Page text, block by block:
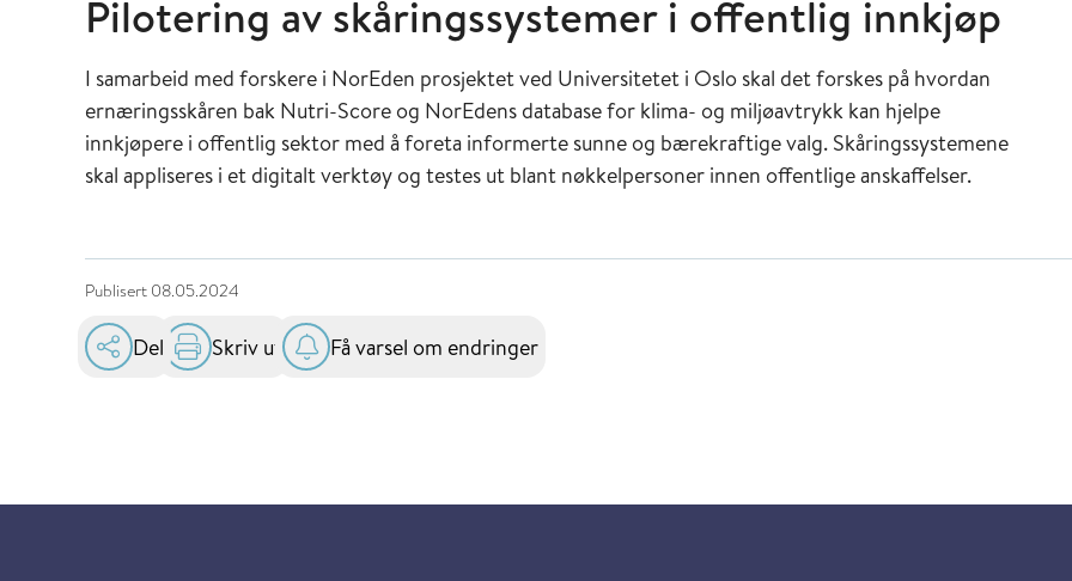
Pilotering av skåringssystemer i offentlig innkjøp
I samarbeid med forskere i NorEden prosjektet ved Universitetet i Oslo skal det forskes på hvordan
ernæringsskåren bak Nutri-Score og NorEdens database for klima- og miljøavtrykk kan hjelpe
innkjøpere i offentlig sektor med å foreta informerte sunne og bærekraftige valg. Skåringssystemene
skal appliseres i et digitalt verktøy og testes ut blant nøkkelpersoner innen offentlige anskaffelser.
Publisert 08.05.2024
Del Skriv ut Få varsel om endringer